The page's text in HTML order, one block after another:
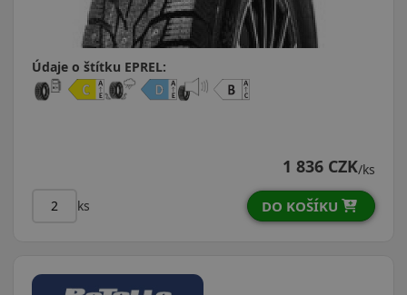
Údaje o štítku EPREL:
1 836 CZK/ks
ks DO KOŠÍKU